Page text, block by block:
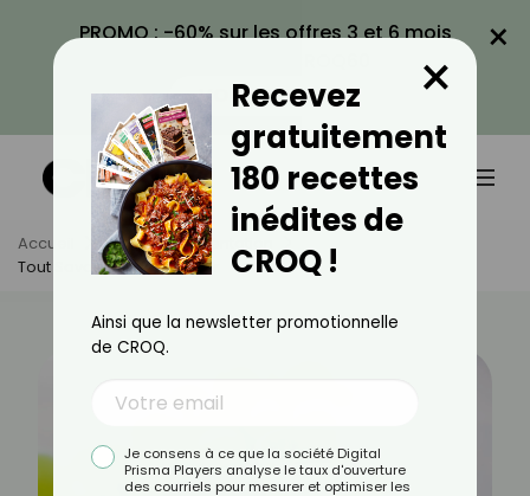
PROMO : -60% sur les offres 3 et 6 mois
VOIR LA PROMO
×
Accueil Actus
Alimentation
Tout Savoir Sur Le Viognier
Recevez
gratuitement
180 recettes
inédites de
CROQ !
×
Ainsi que la newsletter promotionnelle
de CROQ.
Je consens à ce que la société Digital
Prisma Players analyse le taux d'ouverture
des courriels pour mesurer et optimiser les